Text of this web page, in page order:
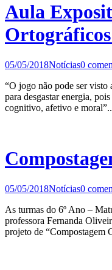
Aula
05/05/2018Notícias0
“O jogo não pode ser visto
para desgastar energia,
cognitivo, afetivo e
05/05/2018Notícias0
As turmas do 6º Ano –
professora Fernanda
projeto de “Compostagem